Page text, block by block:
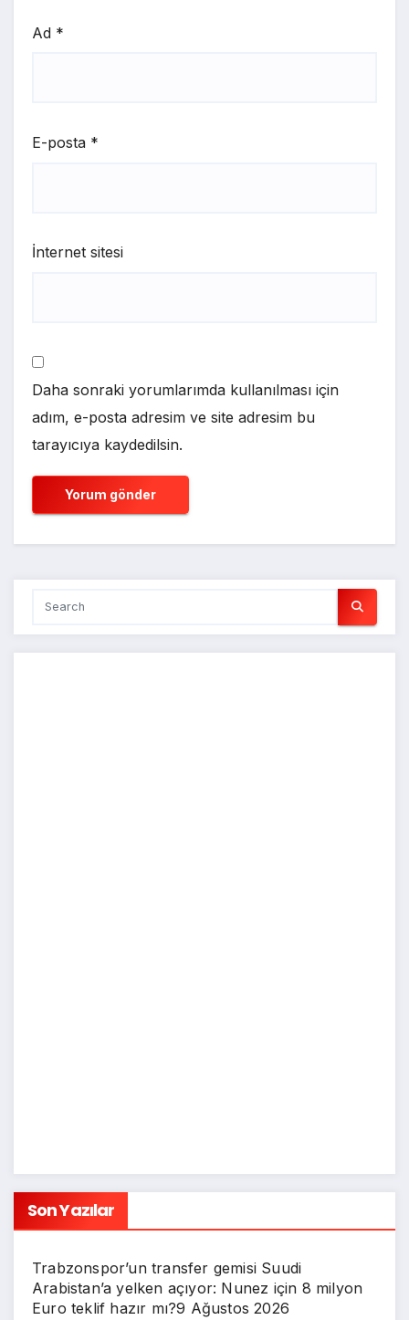
Ad *
E-posta *
İnternet sitesi
Daha sonraki yorumlarımda kullanılması için
adım, e-posta adresim ve site adresim bu
tarayıcıya kaydedilsin.
Son Yazılar
Trabzonspor’un transfer gemisi Suudi
Arabistan’a yelken açıyor: Nunez için 8 milyon
Euro teklif hazır mı?9 Ağustos 2026